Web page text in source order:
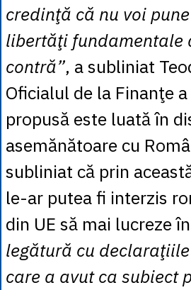
credinţă că nu voi
libertăţi fundamentale
contră”, a subliniat
Oficialul de la Finanţe
propusă este luată în
asemănătoare cu
subliniat că prin
le-ar putea fi interzis
din UE să mai lucreze
legătură cu
care a avut ca subiect